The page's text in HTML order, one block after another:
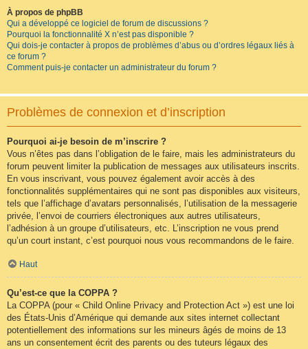
À propos de phpBB
Qui a développé ce logiciel de forum de discussions ?
Pourquoi la fonctionnalité X n’est pas disponible ?
Qui dois-je contacter à propos de problèmes d’abus ou d’ordres légaux liés à
ce forum ?
Comment puis-je contacter un administrateur du forum ?
Problèmes de connexion et d’inscription
Pourquoi ai-je besoin de m’inscrire ?
Vous n’êtes pas dans l’obligation de le faire, mais les administrateurs du
forum peuvent limiter la publication de messages aux utilisateurs inscrits.
En vous inscrivant, vous pouvez également avoir accès à des
fonctionnalités supplémentaires qui ne sont pas disponibles aux visiteurs,
tels que l’affichage d’avatars personnalisés, l’utilisation de la messagerie
privée, l’envoi de courriers électroniques aux autres utilisateurs,
l’adhésion à un groupe d’utilisateurs, etc. L’inscription ne vous prend
qu’un court instant, c’est pourquoi nous vous recommandons de le faire.
Haut
Qu’est-ce que la COPPA ?
La COPPA (pour « Child Online Privacy and Protection Act ») est une loi
des États-Unis d’Amérique qui demande aux sites internet collectant
potentiellement des informations sur les mineurs âgés de moins de 13
ans un consentement écrit des parents ou des tuteurs légaux des